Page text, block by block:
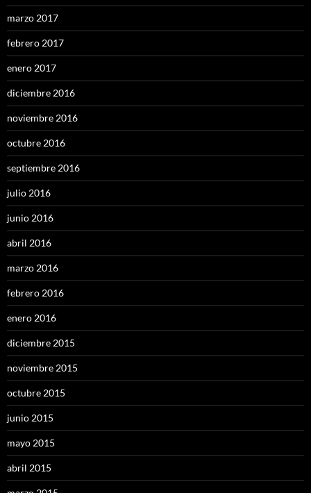
marzo 2017
febrero 2017
enero 2017
diciembre 2016
noviembre 2016
octubre 2016
septiembre 2016
julio 2016
junio 2016
abril 2016
marzo 2016
febrero 2016
enero 2016
diciembre 2015
noviembre 2015
octubre 2015
junio 2015
mayo 2015
abril 2015